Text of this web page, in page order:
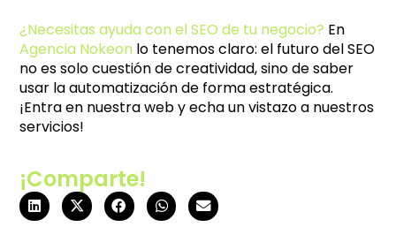
¿Necesitas ayuda con el SEO de tu negocio? En
Agencia Nokeon lo tenemos claro: el futuro del SEO
no es solo cuestión de creatividad, sino de saber
usar la automatización de forma estratégica.
¡Entra en nuestra web y echa un vistazo a nuestros
servicios!
¡Comparte!